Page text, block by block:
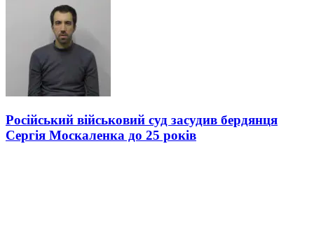
Російський військовий суд засудив бердянця
Сергія Москаленка до 25 років